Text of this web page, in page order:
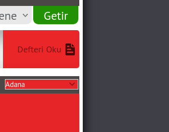
Defteri Oku